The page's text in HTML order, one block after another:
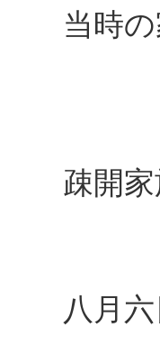
当
疎開
八月